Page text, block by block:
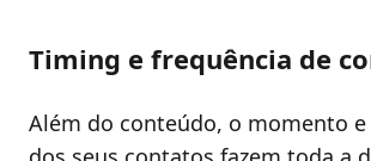
Timing e frequência de
Além do conteúdo, o momento e